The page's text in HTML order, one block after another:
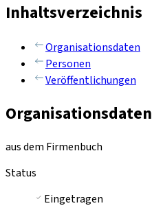
Inhaltsverzeichnis
Organisationsdaten
Personen
Veröffentlichungen
Organisationsdaten
aus dem Firmenbuch
Status
Eingetragen